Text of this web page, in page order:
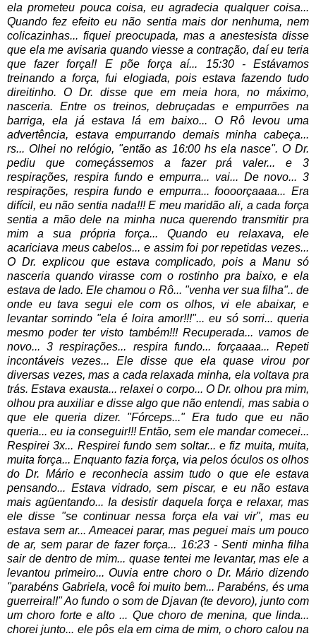
ela prometeu pouca coisa, eu agradecia qualquer coisa...
Quando fez efeito eu não sentia mais dor nenhuma, nem
colicazinhas... fiquei preocupada, mas a anestesista disse
que ela me avisaria quando viesse a contração, daí eu teria
que fazer força!! E põe força aí... 15:30 - Estávamos
treinando a força, fui elogiada, pois estava fazendo tudo
direitinho. O Dr. disse que em meia hora, no máximo,
nasceria. Entre os treinos, debruçadas e empurrões na
barriga, ela já estava lá em baixo... O Rô levou uma
advertência, estava empurrando demais minha cabeça...
rs... Olhei no relógio, "então as 16:00 hs ela nasce". O Dr.
pediu que começássemos a fazer prá valer... e 3
respirações, respira fundo e empurra... vai... De novo... 3
respirações, respira fundo e empurra... foooorçaaaa... Era
difícil, eu não sentia nada!!! E meu maridão ali, a cada força
sentia a mão dele na minha nuca querendo transmitir pra
mim a sua própria força... Quando eu relaxava, ele
acariciava meus cabelos... e assim foi por repetidas vezes...
O Dr. explicou que estava complicado, pois a Manu só
nasceria quando virasse com o rostinho pra baixo, e ela
estava de lado. Ele chamou o Rô... "venha ver sua filha".. de
onde eu tava segui ele com os olhos, vi ele abaixar, e
levantar sorrindo "ela é loira amor!!!"... eu só sorri... queria
mesmo poder ter visto também!!! Recuperada... vamos de
novo... 3 respirações... respira fundo... forçaaaa... Repeti
incontáveis vezes... Ele disse que ela quase virou por
diversas vezes, mas a cada relaxada minha, ela voltava pra
trás.Estava exausta... relaxei o corpo... O Dr. olhou pra mim,
olhou pra auxiliar e disse algo que não entendi, mas sabia o
que ele queria dizer. "Fórceps..." Era tudo que eu não
queria... eu ia conseguir!!! Então, sem ele mandar comecei...
Respirei 3x... Respirei fundo sem soltar... e fiz muita, muita,
muita força...Enquanto fazia força, via pelos óculos os olhos
do Dr. Mário e reconhecia assim tudo o que ele estava
pensando... Estava vidrado, sem piscar, e eu não estava
mais agüentando... Ia desistir daquela força e relaxar, mas
ele disse "se continuar nessa força ela vai vir", mas eu
estava sem ar... Ameacei parar, mas peguei mais um pouco
de ar, sem parar de fazer força... 16:23 - Senti minha filha
sair de dentro de mim... quase tentei me levantar, mas ele a
levantou primeiro... Ouvia entre choro o Dr. Mário dizendo
"parabéns Gabriela, você foi muito bem... Parabéns, és uma
guerreira!!" Ao fundo o som de Djavan (te devoro), junto com
um choro forte e alto ... Que choro de menina, que linda...
chorei junto... ele pôs ela em cima de mim, o choro calou na